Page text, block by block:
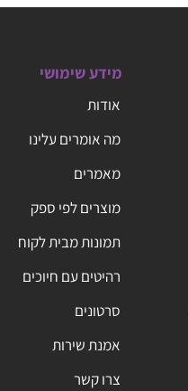
מידע שימושי
אודות
מה אומרים עלינו
מאמרים
מוצרים לפי ספק
תמונות מבית לקוח
רהיטים עם חיוכים
סרטונים
אמנת שירות
צרו קשר